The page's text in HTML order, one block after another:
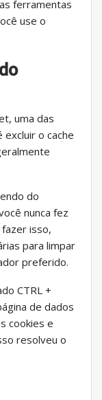
ferramentas
use o
uma das
o cache
do
nunca fez
isso,
para limpar
preferido.
CTRL +
de dados
cookies e
resolveu o